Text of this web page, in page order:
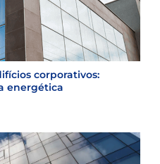
corporativos:
energética